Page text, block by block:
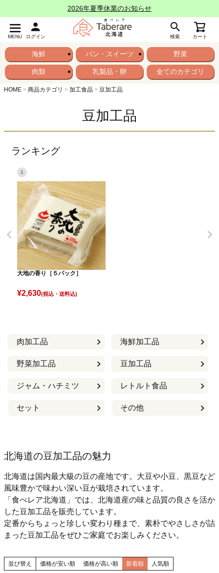
2026年夏季休業のお知らせ
MENU ログイン 検索 カート
海鮮 パン・スイーツ 野菜
肉類 乳製品・卵 全てのカテゴリ
HOME 商品カテゴリ 加工食品 豆加工品
豆加工品
ランキング
1
大地の香り［５パック］
¥2,630(税込)
肉加工品 海鮮加工品
野菜加工品 豆加工品
ジャム・ハチミツ レトルト食品
セット その他
北海道の豆加工品の魅力
北海道は国内最大級の豆の産地です。大豆や小豆、黒豆など
風味豊かで味わい深い豆が栽培されています。
「食べレア北海道」では、北海道産の味と品質の良さを活か
した豆加工品を販売しています。
定番からちょっと珍しい変わり種まで、素朴でやさしさが詰
まった豆加工品をぜひご家庭でお楽しみください。
並び替え 価格が安い順 価格が高い順 新着順 人気順